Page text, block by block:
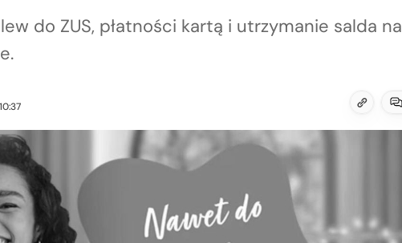
do ZUS, płatności kartą i utrzymanie salda na